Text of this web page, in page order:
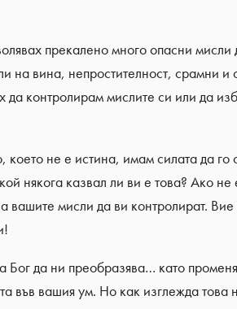
прекалено много опасни мисли
на вина, непростителност, срамни
контролирам мислите си или да
не е истина, имам силата да
някога казвал ли ви е това? Ако не
вашите мисли да ви контролират.
Бог да ни преобразява… като
във вашия ум. Но как изглежда това